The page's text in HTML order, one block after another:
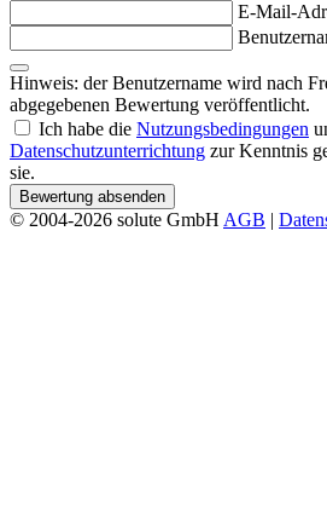
E-Mail-
Hinweis: der Benutzername wird nach
abgegebenen Bewertung veröffentlicht.
Ich habe die Nutzungsbedingungen
Datenschutzunterrichtung zur Kenntnis
sie.
Bewertung absenden
© 2004-2026 solute GmbH AGB |